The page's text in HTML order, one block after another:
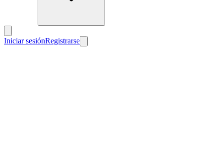
Iniciar sesiónRegistrarse